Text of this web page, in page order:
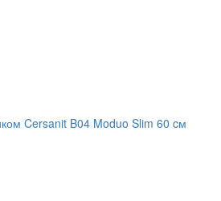
Cersanit B04 Moduo Slim 60 cм